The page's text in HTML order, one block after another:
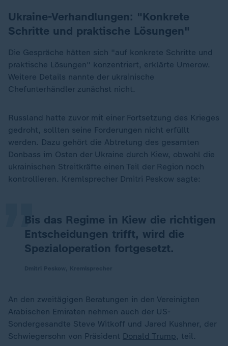
Ukraine-Verhandlungen: "Konkrete
Schritte und praktische Lösungen"
Die Gespräche hätten sich "auf konkrete Schritte und
praktische Lösungen" konzentriert, erklärte Umerow.
Weitere Details nannte der ukrainische
Chefunterhändler zunächst nicht.
Russland hatte zuvor mit einer Fortsetzung des Krieges
gedroht, sollten seine Forderungen nicht erfüllt
werden. Dazu gehört die Abtretung des gesamten
Donbass im Osten der Ukraine durch Kiew, obwohl die
ukrainischen Streitkräfte einen Teil der Region noch
kontrollieren. Kremlsprecher Dmitri Peskow sagte:
Bis das Regime in Kiew die richtigen
Entscheidungen trifft, wird die
Spezialoperation fortgesetzt.
„
An den zweitägigen Beratungen in den Vereinigten
Arabischen Emiraten nehmen auch der US-
Sondergesandte Steve Witkoff und Jared Kushner, der
Schwiegersohn von Präsident Donald Trump, teil.